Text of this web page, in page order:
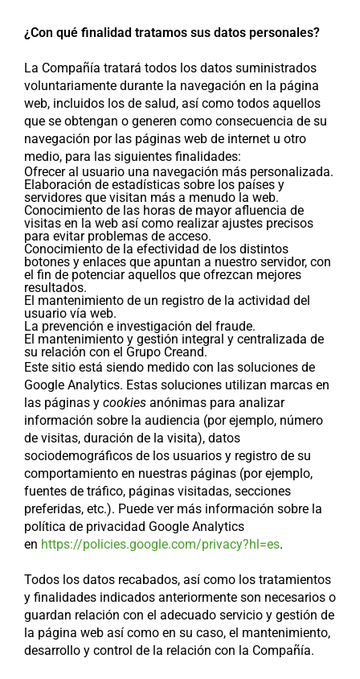
¿Con qué finalidad tratamos sus datos personales?
La Compañía tratará todos los datos suministrados
voluntariamente durante la navegación en la página
web, incluidos los de salud, así como todos aquellos
que se obtengan o generen como consecuencia de su
navegación por las páginas web de internet u otro
medio, para las siguientes finalidades:
Ofrecer al usuario una navegación más personalizada.
Elaboración de estadísticas sobre los países y
servidores que visitan más a menudo la web.
Conocimiento de las horas de mayor afluencia de
visitas en la web así como realizar ajustes precisos
para evitar problemas de acceso.
Conocimiento de la efectividad de los distintos
botones y enlaces que apuntan a nuestro servidor, con
el fin de potenciar aquellos que ofrezcan mejores
resultados.
El mantenimiento de un registro de la actividad del
usuario vía web.
La prevención e investigación del fraude.
El mantenimiento y gestión integral y centralizada de
su relación con el Grupo Creand.
Este sitio está siendo medido con las soluciones de
Google Analytics. Estas soluciones utilizan marcas en
las páginas y cookies anónimas para analizar
información sobre la audiencia (por ejemplo, número
de visitas, duración de la visita), datos
sociodemográficos de los usuarios y registro de su
comportamiento en nuestras páginas (por ejemplo,
fuentes de tráfico, páginas visitadas, secciones
preferidas, etc.). Puede ver más información sobre la
política de privacidad Google Analytics
en https://policies.google.com/privacy?hl=es.
Todos los datos recabados, así como los tratamientos
y finalidades indicados anteriormente son necesarios o
guardan relación con el adecuado servicio y gestión de
la página web así como en su caso, el mantenimiento,
desarrollo y control de la relación con la Compañía.